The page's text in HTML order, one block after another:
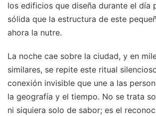
los edificios que diseña durante el día
sólida que la estructura de este
ahora la nutre.
La noche cae sobre la ciudad, y en
similares, se repite este ritual
conexión invisible que une a las
la geografía y el tiempo. No se trata
ni siquiera solo de sabor; es el